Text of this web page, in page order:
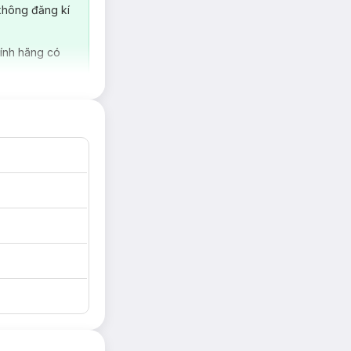
gây ấn tượng
đăng kí
hãng có